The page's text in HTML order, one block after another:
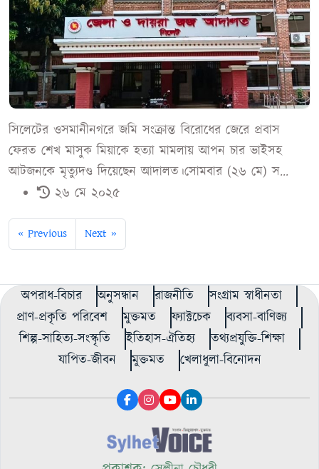
সিলেটের ওসমানীনগরে জমি সংক্রান্ত বিরোধের জেরে প্রবাস
ফেরত শেখ মাসুক মিয়াকে হত্যা মামলায় আপন চার ভাইসহ
আটজনকে মৃত্যুদণ্ড দিয়েছেন আদালত।সোমবার (২৬ মে) স...
২৬ মে ২০২৫
« Previous Next »
অপরাধ-বিচার অনুসন্ধান রাজনীতি
সংগ্রাম স্বাধীনতা
প্রাণ-প্রকৃতি পরিবেশ
মুক্তমত ফ্যাক্টচেক
ব্যবসা-বাণিজ্য
শিল্প-সাহিত্য-সংস্কৃতি
ইতিহাস-ঐতিহ্য
তথ্যপ্রযুক্তি-শিক্ষা
যাপিত-জীবন
মুক্তমত খেলাধুলা-বিনোদন